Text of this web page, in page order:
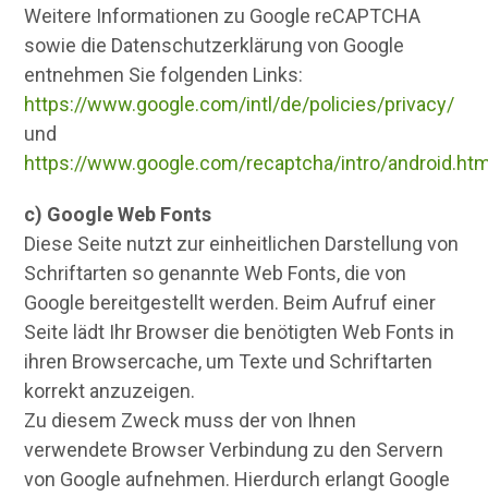
Weitere Informationen zu Google reCAPTCHA
sowie die Datenschutzerklärung von Google
entnehmen Sie folgenden Links:
https://www.google.com/intl/de/policies/privacy/
und
https://www.google.com/recaptcha/intro/
c) Google Web Fonts
Diese Seite nutzt zur einheitlichen Darstellung von
Schriftarten so genannte Web Fonts, die von
Google bereitgestellt werden. Beim Aufruf einer
Seite lädt Ihr Browser die benötigten Web Fonts in
ihren Browsercache, um Texte und Schriftarten
korrekt anzuzeigen.
Zu diesem Zweck muss der von Ihnen
verwendete Browser Verbindung zu den Servern
von Google aufnehmen. Hierdurch erlangt Google